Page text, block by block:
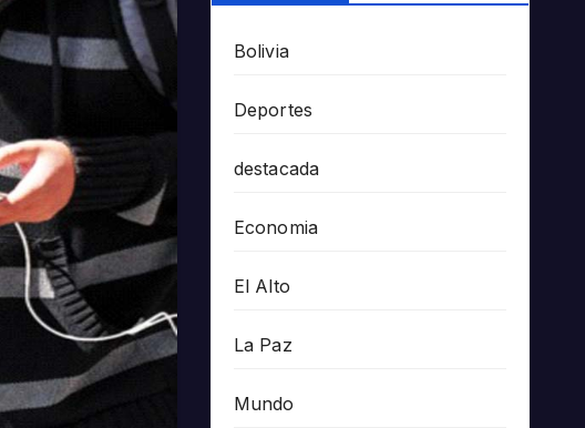
Bolivia
Deportes
destacada
Economia
El Alto
La Paz
Mundo